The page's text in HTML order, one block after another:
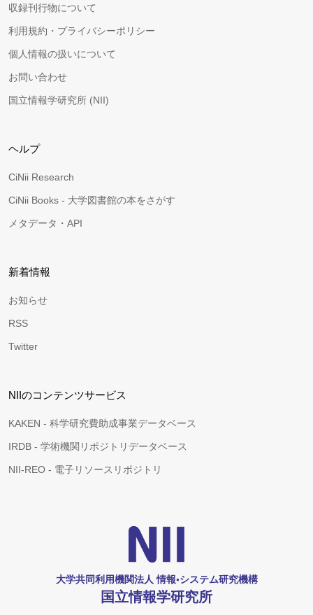
収録刊行物について
利用規約・プライバシーポリシー
個人情報の扱いについて
お問い合わせ
国立情報学研究所 (NII)
ヘルプ
CiNii Research
CiNii Books - 大学図書館の本をさがす
メタデータ・API
新着情報
お知らせ
RSS
Twitter
NIIのコンテンツサービス
KAKEN - 科学研究費助成事業データベース
IRDB - 学術機関リポジトリデータベース
NII-REO - 電子リソースリポジトリ
大学共同利用機関法人 情報•システム研究機構
国立情報学研究所